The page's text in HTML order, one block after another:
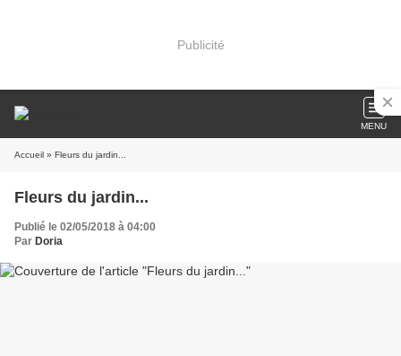
Publicité
MENU
Accueil » Fleurs du jardin...
Fleurs du jardin...
Publié le 02/05/2018 à 04:00
Par Doria